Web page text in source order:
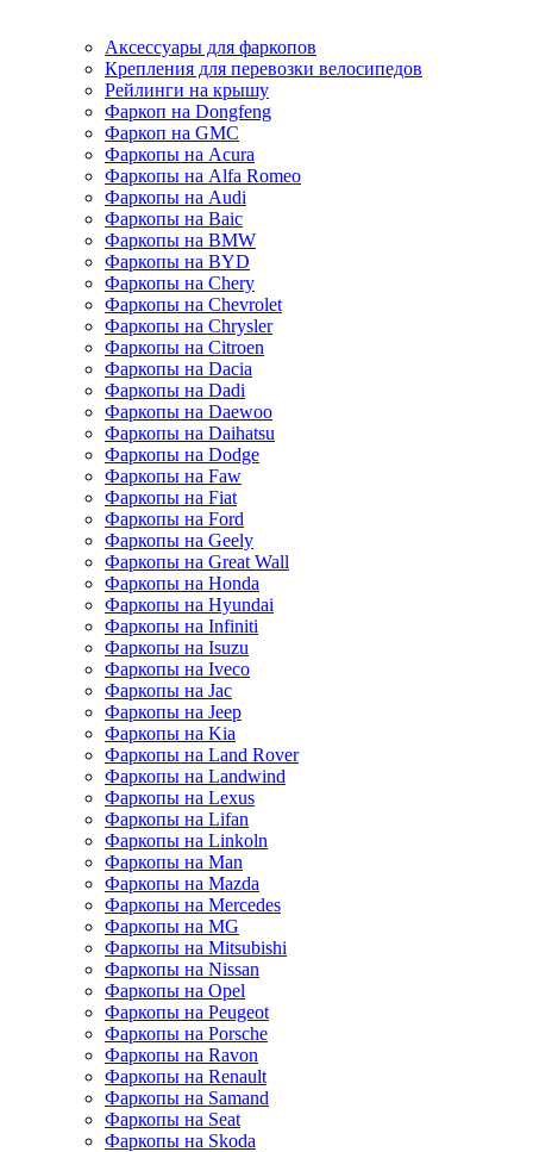
Аксессуары для фаркопов
Крепления для перевозки велосипедов
Рейлинги на крышу
Фаркоп на Dongfeng
Фаркоп на GMC
Фаркопы на Acura
Фаркопы на Alfa Romeo
Фаркопы на Audi
Фаркопы на Baic
Фаркопы на BMW
Фаркопы на BYD
Фаркопы на Chery
Фаркопы на Chevrolet
Фаркопы на Chrysler
Фаркопы на Citroen
Фаркопы на Dacia
Фаркопы на Dadi
Фаркопы на Daewoo
Фаркопы на Daihatsu
Фаркопы на Dodge
Фаркопы на Faw
Фаркопы на Fiat
Фаркопы на Ford
Фаркопы на Geely
Фаркопы на Great Wall
Фаркопы на Honda
Фаркопы на Hyundai
Фаркопы на Infiniti
Фаркопы на Isuzu
Фаркопы на Iveco
Фаркопы на Jac
Фаркопы на Jeep
Фаркопы на Kia
Фаркопы на Land Rover
Фаркопы на Landwind
Фаркопы на Lexus
Фаркопы на Lifan
Фаркопы на Linkoln
Фаркопы на Man
Фаркопы на Mazda
Фаркопы на Mercedes
Фаркопы на MG
Фаркопы на Mitsubishi
Фаркопы на Nissan
Фаркопы на Opel
Фаркопы на Peugeot
Фаркопы на Porsche
Фаркопы на Ravon
Фаркопы на Renault
Фаркопы на Samand
Фаркопы на Seat
Фаркопы на Skoda